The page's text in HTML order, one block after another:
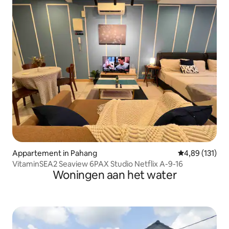
Appartement in Pahang Gemiddelde
4,89 (131)
VitaminSEA2 Seaview 6PAX Studio Netflix A-9-16
Woningen aan het water